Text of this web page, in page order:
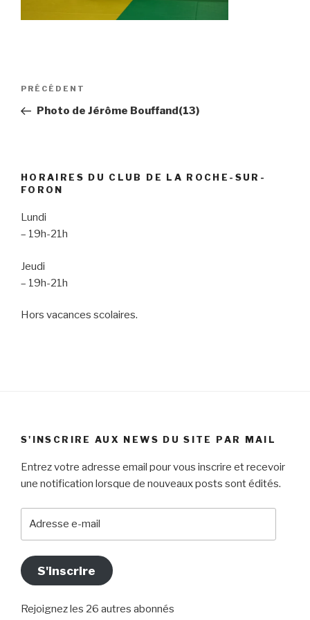
Navigation
l’article
Article
précédent
PRÉCÉDENT
Photo de Jérôme Bouffand(13)
HORAIRES DU CLUB DE LA ROCHE-SUR-
FORON
Lundi
– 19h-21h
Jeudi
– 19h-21h
Hors vacances scolaires.
S'INSCRIRE AUX NEWS DU SITE PAR MAIL
Entrez votre adresse email pour vous inscrire et recevoir
une notification lorsque de nouveaux posts sont édités.
S'inscrire
Rejoignez les 26 autres abonnés